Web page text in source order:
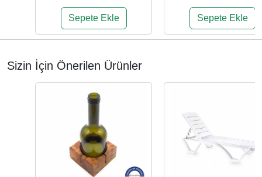
Sepete Ekle Sepete Ekle
Sizin İçin Önerilen Ürünler